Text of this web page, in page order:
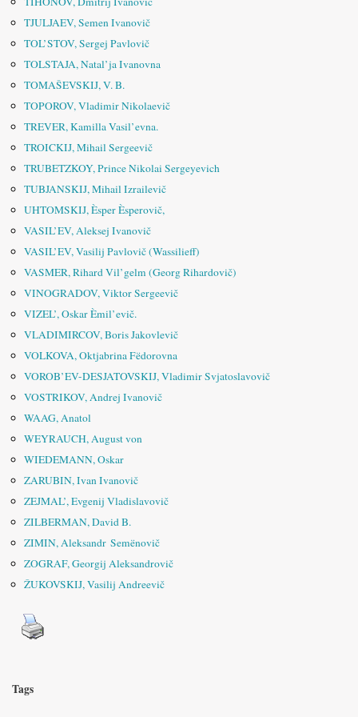
TJULJAEV, Semen Ivanovič
TOL’STOV, Sergej Pavlovič
TOLSTAJA, Natal’ja Ivanovna
TOMAŠEVSKIJ, V. B.
TOPOROV, Vladimir Nikolaevič
TREVER, Kamilla Vasil’evna.
TROICKIJ, Mihail Sergeevič
TRUBETZKOY, Prince Nikolai Sergeyevich
TUBJANSKIJ, Mihail Izrailevič
UHTOMSKIJ, Èsper Èsperovič,
VASIL’EV, Aleksej Ivanovič
VASIL’EV, Vasilij Pavlovič (Wassilieff)
VASMER, Rihard Vil’gelm (Georg Rihardovič)
VINOGRADOV, Viktor Sergeevič
VIZEL’, Oskar Èmil’evič.
VLADIMIRCOV, Boris Jakovlevič
VOLKOVA, Oktjabrina Fëdorovna
VOROB’EV-DESJATOVSKIJ, Vladimir Svjatoslavovič
VOSTRIKOV, Andrej Ivanovič
WAAG, Anatol
WEYRAUCH, August von
WIEDEMANN, Oskar
ZARUBIN, Ivan Ivanovič
ZEJMAL’, Evgenij Vladislavovič
ZILBERMAN, David B.
ZIMIN, Aleksandr Semënovič
ZOGRAF, Georgij Aleksandrovič
ŽUKOVSKIJ, Vasilij Andreevič
Tags